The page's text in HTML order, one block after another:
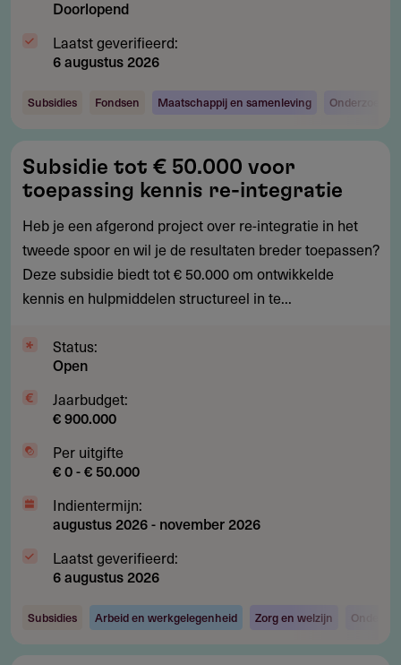
Doorlopend
Laatst geverifieerd:
6 augustus 2026
Subsidies Fondsen Maatschappij en samenleving Onderzoek
tot
€
50.000
voor
toepassing
kennis
integratie
Subsidie tot € 50.000 voor
toepassing kennis re-integratie
Heb je een afgerond project over re-integratie in het
tweede spoor en wil je de resultaten breder toepassen?
Deze subsidie biedt tot € 50.000 om ontwikkelde
kennis en hulpmiddelen structureel in te...
Status:
Open
Jaarbudget:
€ 900.000
Per uitgifte
€ 0 - € 50.000
Indientermijn:
augustus 2026- november 2026
Laatst geverifieerd:
6 augustus 2026
Subsidies Arbeid en werkgelegenheid Zorg en welzijn